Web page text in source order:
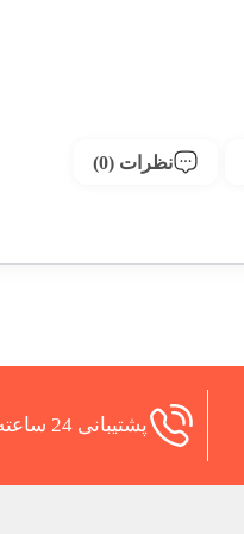
نظرات (0)
پشتیبانی 24 ساعته